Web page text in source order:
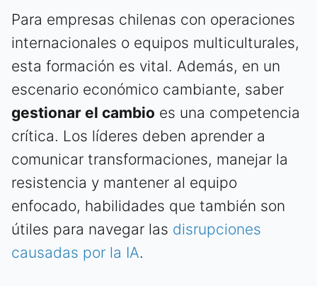
Para empresas chilenas con operaciones
internacionales o equipos multiculturales,
esta formación es vital. Además, en un
escenario económico cambiante, saber
gestionar el cambio es una competencia
crítica. Los líderes deben aprender a
comunicar transformaciones, manejar la
resistencia y mantener al equipo
enfocado, habilidades que también son
útiles para navegar las disrupciones
causadas por la IA.